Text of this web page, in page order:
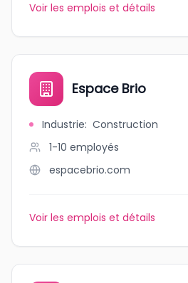
Voir les emplois et détails
Espace Brio
Industrie: Construction
1-10 employés
espacebrio.com
Voir les emplois et détails